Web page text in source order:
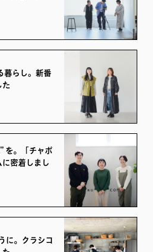
暮らし。新番
た
を。「チャポ
に密着しまし
に。クラシコ